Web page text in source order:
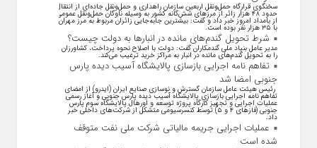
سخنگوی قرارگاه حمل‌ونقل اربعین سازمان راهداری و حمل‌ونقل جاده‌ای از انتقال
حدود ۴۸ هزار زائر از مرز‌های شش‌گانه کشور به وسیله ناوگان حمل‌ونقل عمومی
از بامداد امروز خبر داد و گفت: بیشترین جابه‌جایی زائران مربوط به مرز مهران
با ۳۵ هزار نفر بوده است.
شرط تحویل گندم‌های مانده در انبار‌ها به دولت چیست؟
مدیر عامل بنیاد ملی گندمکاران گفت: دولت با اصلاح نحوه پرداخت، کشاورزان
را به تحویل گندم‌های مانده در انبار به مراکز خرید ترغیب می‌کند.
تفاهم نامه اجرایی بازسازی پالایشگاه آسیب دیده پارس
جنوبی امضا شد
رئیس هیئت عامل سازمان گسترش و نوسازی صنایع ایران (ایدرو) از امضای
تفاهم نامه اجرایی بازسازی پالایشگاه آسیب دیده پارس جنوبی و آغاز رسمی
عملیات اجرایی و تجهیز کارگاه پروژه توسعه و اورهال پالایشگاه سوم پارس
جنوبی (فاز‌های ۴ و ۵) توسط کنسرسیومی متشکل از شرکت‌های داخلی خبر
داد.
عملیات اجرایی جریمه مالیاتی شرکت ملی نفت متوقف
شده است